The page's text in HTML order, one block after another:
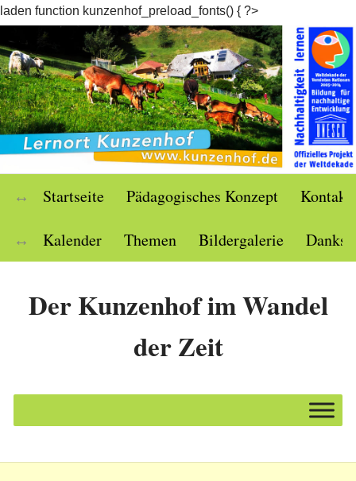
laden function kunzenhof_preload_fonts() { ?>
Startseite Pädagogisches Konzept Kontakt
Kalender Themen Bildergalerie
Der Kunzenhof im Wandel
der Zeit